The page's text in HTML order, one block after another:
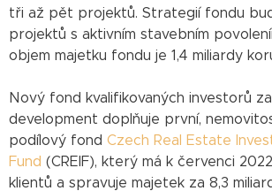
tři až pět projektů. Strategií fondu
projektů s aktivním stavebním
objem majetku fondu je 1,4 miliardy
Nový fond kvalifikovaných investorů
development doplňuje první,
podílový fond Czech Real Estate
Fund (CREIF), který má k červenci
klientů a spravuje majetek za 8,3